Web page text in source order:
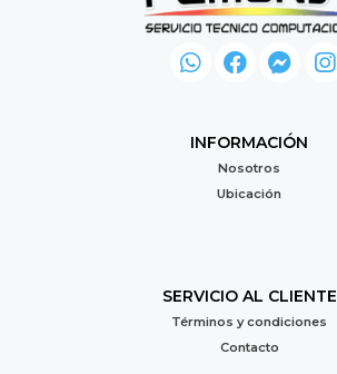
INFORMACIÓN
Nosotros
Ubicación
SERVICIO AL CLIENTE
Términos y condiciones
Contacto